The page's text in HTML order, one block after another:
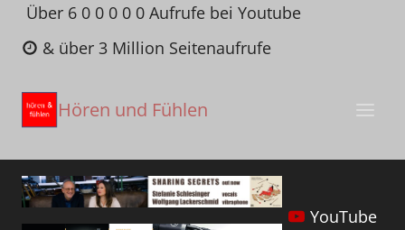
Zum
Inhalt
springen
Über 6 0 0 0 0 0 Aufrufe bei Youtube
& über 3 Million Seitenaufrufe
Hören und Fühlen
YouTube